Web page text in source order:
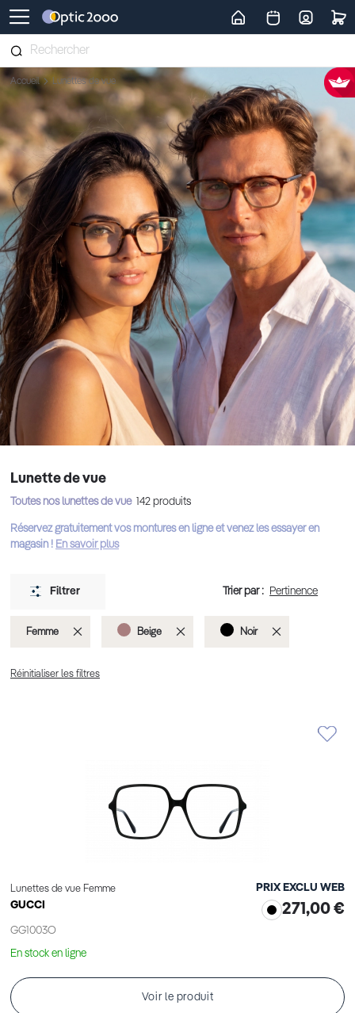
Retour vers la page d'accueil
Accueil Lunettes de vue
Lunette de vue
Toutes nos lunettes de vue 142 produits
Réservez gratuitement vos montures en ligne et venez les essayer en
magasin ! En savoir plus
Lunettes de vue Femme
GUCCI
GG1003O
PRIX EXCLU WEB
271,00 €
En stock en ligne
Voir le produit
Filtrer Trier par :
Femme Supprimer Beige Supprimer Noir
Réinitialiser les filtres